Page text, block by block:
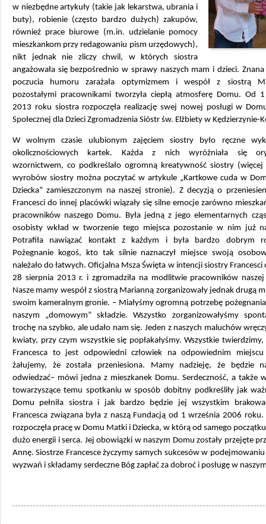
w niezbędne artykuły (takie jak lekarstwa, ubrania i
buty), robienie (często bardzo dużych) zakupów,
również prace biurowe (m.in. udzielanie pomocy
mieszkankom przy redagowaniu pism urzędowych),
nikt jednak nie zliczy chwil, w których siostra
angażowała się bezpośrednio w sprawy naszych mam i dzieci.
poczucia humoru zarażała optymizmem i wespół z siostrą
pozostałymi pracownikami tworzyła ciepłą atmosferę Domu. Od
2013 roku siostra rozpoczęła realizację swej nowej posługi w
Społecznej dla Dzieci Zgromadzenia Sióstr św. Elżbiety w Kędzierzynie-
W wolnym czasie ulubionym zajęciem siostry było ręczne
okolicznościowych kartek. Każda z nich wyróżniała się
wzornictwem, co podkreślało ogromną kreatywność siostry
wyrobów siostry można poczytać w artykule „Kartkowe cuda w
Dziecka” zamieszczonym na naszej stronie). Z decyzją o
Francesci do innej placówki wiązały się silne emocje zarówno
pracowników naszego Domu. Była jedną z jego elementarnych
osobisty wkład w tworzenie tego miejsca pozostanie w nim już
Potrafiła nawiązać kontakt z każdym i była bardzo dobrym
Pożegnanie kogoś, kto tak silnie naznaczył miejsce swoją
należało do łatwych. Oficjalna Msza Święta w intencji siostry Francesci
28 sierpnia 2013 r. i zgromadziła na modlitwie pracowników
Nasze mamy wespół z siostrą Marianną zorganizowały jednak drugą
swoim kameralnym gronie. – Miałyśmy ogromną potrzebę
naszym „domowym” składzie. Wszystko zorganizowałyśmy
trochę na szybko, ale udało nam się. Jeden z naszych maluchów
kwiaty, przy czym wszystkie się popłakałyśmy. Wszystkie twierdzimy,
Francesca to jest odpowiedni człowiek na odpowiednim
żałujemy, że została przeniesiona. Mamy nadzieję, że będzie
odwiedzać– mówi jedna z mieszkanek Domu. Serdeczność, a także
towarzyszące temu spotkaniu w sposób dobitny podkreśliły jak
Domu pełniła siostra i jak bardzo będzie jej wszystkim
Francesca związana była z naszą Fundacją od 1 września 2006
rozpoczęła pracę w Domu Matki i Dziecka, w którą od samego początku
dużo energii i serca. Jej obowiązki w naszym Domu zostały przejęte
Annę. Siostrze Francesce życzymy samych sukcesów w
wyzwań i składamy serdeczne Bóg zapłać za dobroć i posługę w